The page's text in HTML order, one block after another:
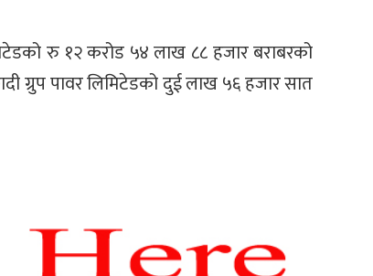
रु १२ करोड ५४ लाख ८८ हजार बराबरको
ग्रुप पावर लिमिटेडको दुई लाख ५६ हजार सात